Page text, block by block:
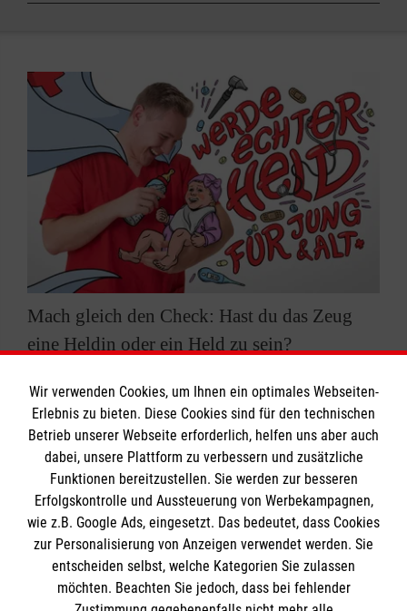
belohnt.
Du arbeitest als Pflegefachkraft, genau dort,
wo du es willst.
Die 3-jährige Generalistikausbildung
Deine tariflich geregelte Ausbildung in
Theorie und Praxis erhältst du in der
Berufsfachschule für Pflege im Malteser
Bildungsinstitut für Gesundheitsberufe
sowie imMalteser Waldkrankenhaus St.
AltenpflegeeinrichtungenMalteserstift St.
Elisabeth undMalteser Marienhospital
Pflegeeinrichtung. Das Beste daran: alle
Einsatzorte sind bei uns vor Ort.
Du lernst in drei Jahren Theorie und
Praxis, Menschen aller Altersstufen – vom
Neugeborenen bis zum Senior – zu
versorgen und kannst nach erfolgreich
absolvierter Prüfung als
Mach gleich den Check: Hast du das Zeug
eine Heldin oder ein Held zu sein?
Bei uns findest du es heraus.
Steckt eine Heldin oder ein Held in dir? Mit unserer
Checklistefindest du he aus, ob du die
Voraussetzungen für die Generalistikausbildung bei
uns erfüllst.
Wir verwenden Cookies, um Ihnen ein optimales Webseiten-
Erlebnis zu bieten. Diese Cookies sind für den technischen
Betrieb unserer Webseite erforderlich, helfen uns aber auch
dabei, unsere Plattform zu verbessern und zusätzliche
Funktionen bereitzustellen. Sie werden zur besseren
Erfolgskontrolle und Aussteuerung von Werbekampagnen,
wie z.B. Google Ads, eingesetzt. Das bedeutet, dass Cookies
zur Personalisierung von Anzeigen verwendet werden. Sie
entscheiden selbst, welche Kategorien Sie zulassen
möchten. Beachten Sie jedoch, dass bei fehlender